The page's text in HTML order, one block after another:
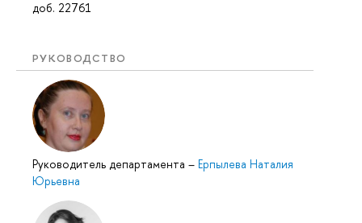
доб. 22761
РУКОВОДСТВО
Руководитель департамента – Ерпылева Наталия
Юрьевна